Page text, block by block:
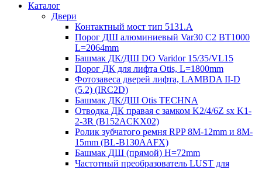
Каталог
Двери
Контактный мост тип 5131.A
Порог ДШ алюминиевый Var30 C2 BT1000
L=2064mm
Башмак ДК/ДШ DO Varidor 15/35/VL15
Порог ДК для лифта Otis, L=1800mm
Фотозавеса дверей лифта, LAMBDA II-D
(5.2) (IRC2D)
Башмак ДК/ДШ Otis TECHNA
Отводка ДК правая с замком K2/4/6Z sx K1-
2-3R (B152ACKX02)
Ролик зубчатого ремня RPP 8M-12mm и 8M-
15mm (BL-B130AAFX)
Башмак ДШ (прямой) H=72mm
Частотный преобразователь LUST для